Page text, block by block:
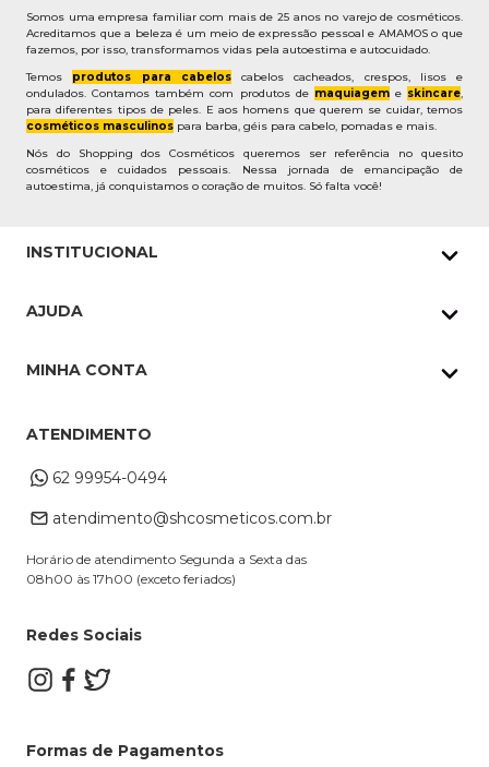
Somos uma empresa familiar com mais de 25 anos no varejo de cosméticos.
Acreditamos que a beleza é um meio de expressão pessoal e AMAMOS o que
fazemos, por isso, transformamos vidas pela autoestima e autocuidado.
Temos produtos para cabeloscabelos cacheados, crespos, lisos e
ondulados. Contamos também com produtos de maquiageme skincare,
para diferentes tipos de peles. E aos homens que querem se cuidar, temos
cosméticos masculinos para barba, géis para cabelo, pomadas e mais.
Nós do Shopping dos Cosméticos queremos ser referência no quesito
cosméticos e cuidados pessoais. Nessa jornada de emancipação de
autoestima, já conquistamos o coração de muitos. Só falta você!
INSTITUCIONAL
Pedidos Whatsapp
Cupons
AJUDA
Troca e Devoluções
Dúvidas Frequentes
MINHA CONTA
Alterar Cadastro
ATENDIMENTO
62 99954-0494
atendimento@shcosmeticos.com.br
Horário de atendimento Segunda a Sexta das
08h00 às 17h00 (exceto feriados)
Redes Sociais
Formas de Pagamentos